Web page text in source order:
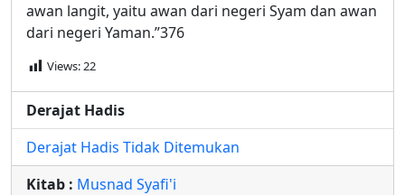
awan langit, yaitu awan dari negeri Syam dan awan
dari negeri Yaman.”376
Views:22
Derajat Hadis
Derajat Hadis Tidak Ditemukan
Kitab : Musnad Syafi'i